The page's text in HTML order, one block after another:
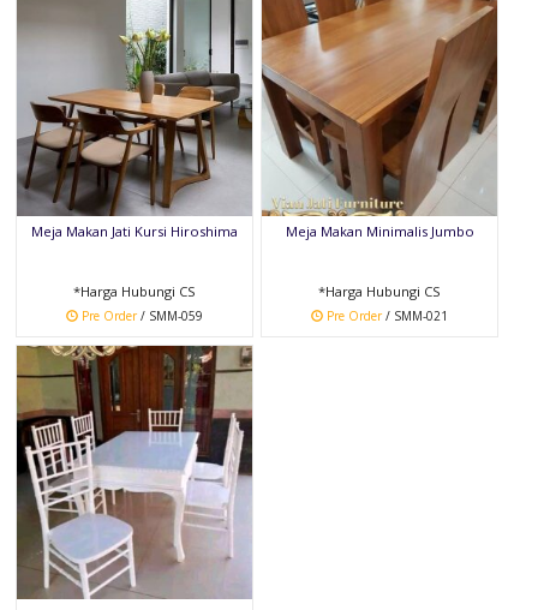
Meja Makan Jati Kursi Hiroshima
*Harga Hubungi CS
Pre Order/ SMM-059
Meja Makan Minimalis Jumbo
*Harga Hubungi CS
Pre Order/ SMM-021